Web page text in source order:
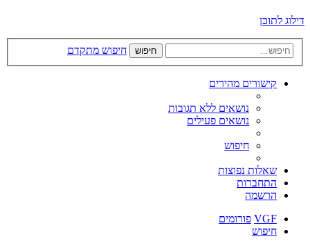
דילוג לתוכן
חיפוש חיפוש מתקדם
קישורים מהירים
נושאים ללא תגובות
נושאים פעילים
חיפוש
שאלות נפוצות
התחברות
הרשמה
VGF פורומים
חיפוש